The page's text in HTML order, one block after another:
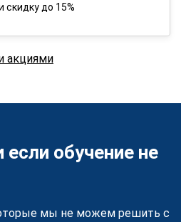
скидку до 15%
акциями
обучение не
мы не можем решить с